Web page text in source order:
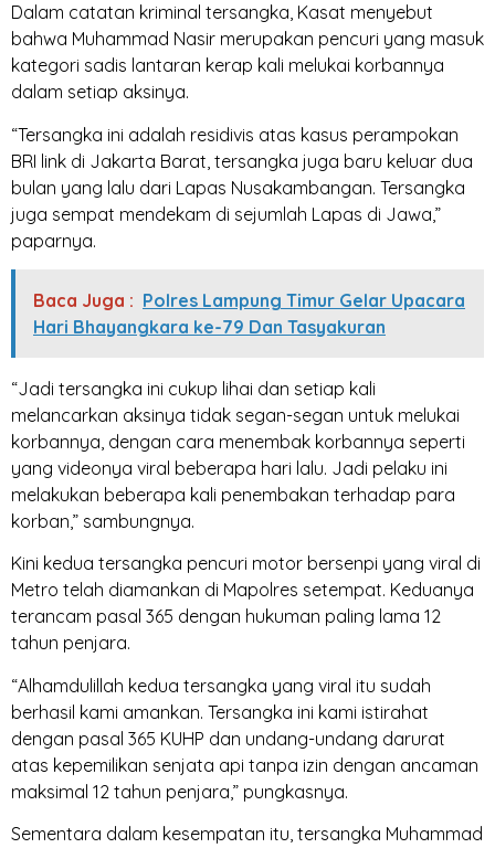
Dalam catatan kriminal tersangka, Kasat menyebut
bahwa Muhammad Nasir merupakan pencuri yang masuk
kategori sadis lantaran kerap kali melukai korbannya
dalam setiap aksinya.
“Tersangka ini adalah residivis atas kasus perampokan
BRI link di Jakarta Barat, tersangka juga baru keluar dua
bulan yang lalu dari Lapas Nusakambangan. Tersangka
juga sempat mendekam di sejumlah Lapas di Jawa,”
paparnya.
Baca Juga : Polres Lampung Timur Gelar Upacara
Hari Bhayangkara ke-79 Dan Tasyakuran
“Jadi tersangka ini cukup lihai dan setiap kali
melancarkan aksinya tidak segan-segan untuk melukai
korbannya, dengan cara menembak korbannya seperti
yang videonya viral beberapa hari lalu. Jadi pelaku ini
melakukan beberapa kali penembakan terhadap para
korban,” sambungnya.
Kini kedua tersangka pencuri motor bersenpi yang viral di
Metro telah diamankan di Mapolres setempat. Keduanya
terancam pasal 365 dengan hukuman paling lama 12
tahun penjara.
“Alhamdulillah kedua tersangka yang viral itu sudah
berhasil kami amankan. Tersangka ini kami istirahat
dengan pasal 365 KUHP dan undang-undang darurat
atas kepemilikan senjata api tanpa izin dengan ancaman
maksimal 12 tahun penjara,” pungkasnya.
Sementara dalam kesempatan itu, tersangka Muhammad